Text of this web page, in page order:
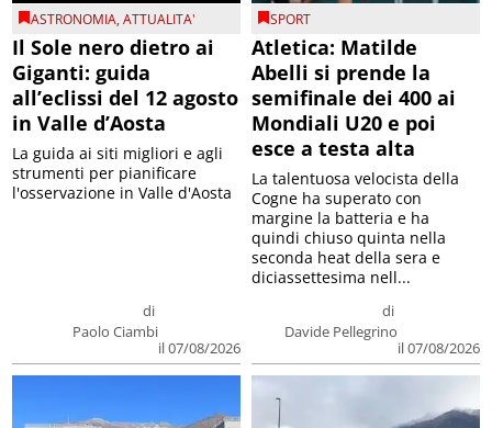
ASTRONOMIA,ATTUALITA'
Il Sole nero dietro ai
Giganti: guida
all’eclissi del 12 agosto
in Valle d’Aosta
di
Paolo Ciambi
il 07/08/2026
La guida ai siti migliori e agli
strumenti per pianificare
l'osservazione in Valle d'Aosta
SPORT
Atletica: Matilde
Abelli si prende la
semifinale dei 400 ai
Mondiali U20 e poi
esce a testa alta
di
Davide Pellegrino
il 07/08/2026
La talentuosa velocista della
Cogne ha superato con
margine la batteria e ha
quindi chiuso quinta nella
seconda heat della sera e
diciassettesima nell...